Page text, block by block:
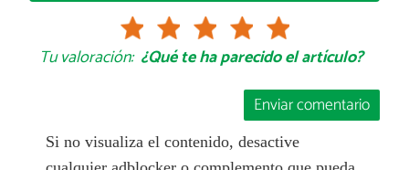
Tu valoración: ¿Qué te ha parecido el artículo?
Enviar comentario
Si no visualiza el contenido, desactive